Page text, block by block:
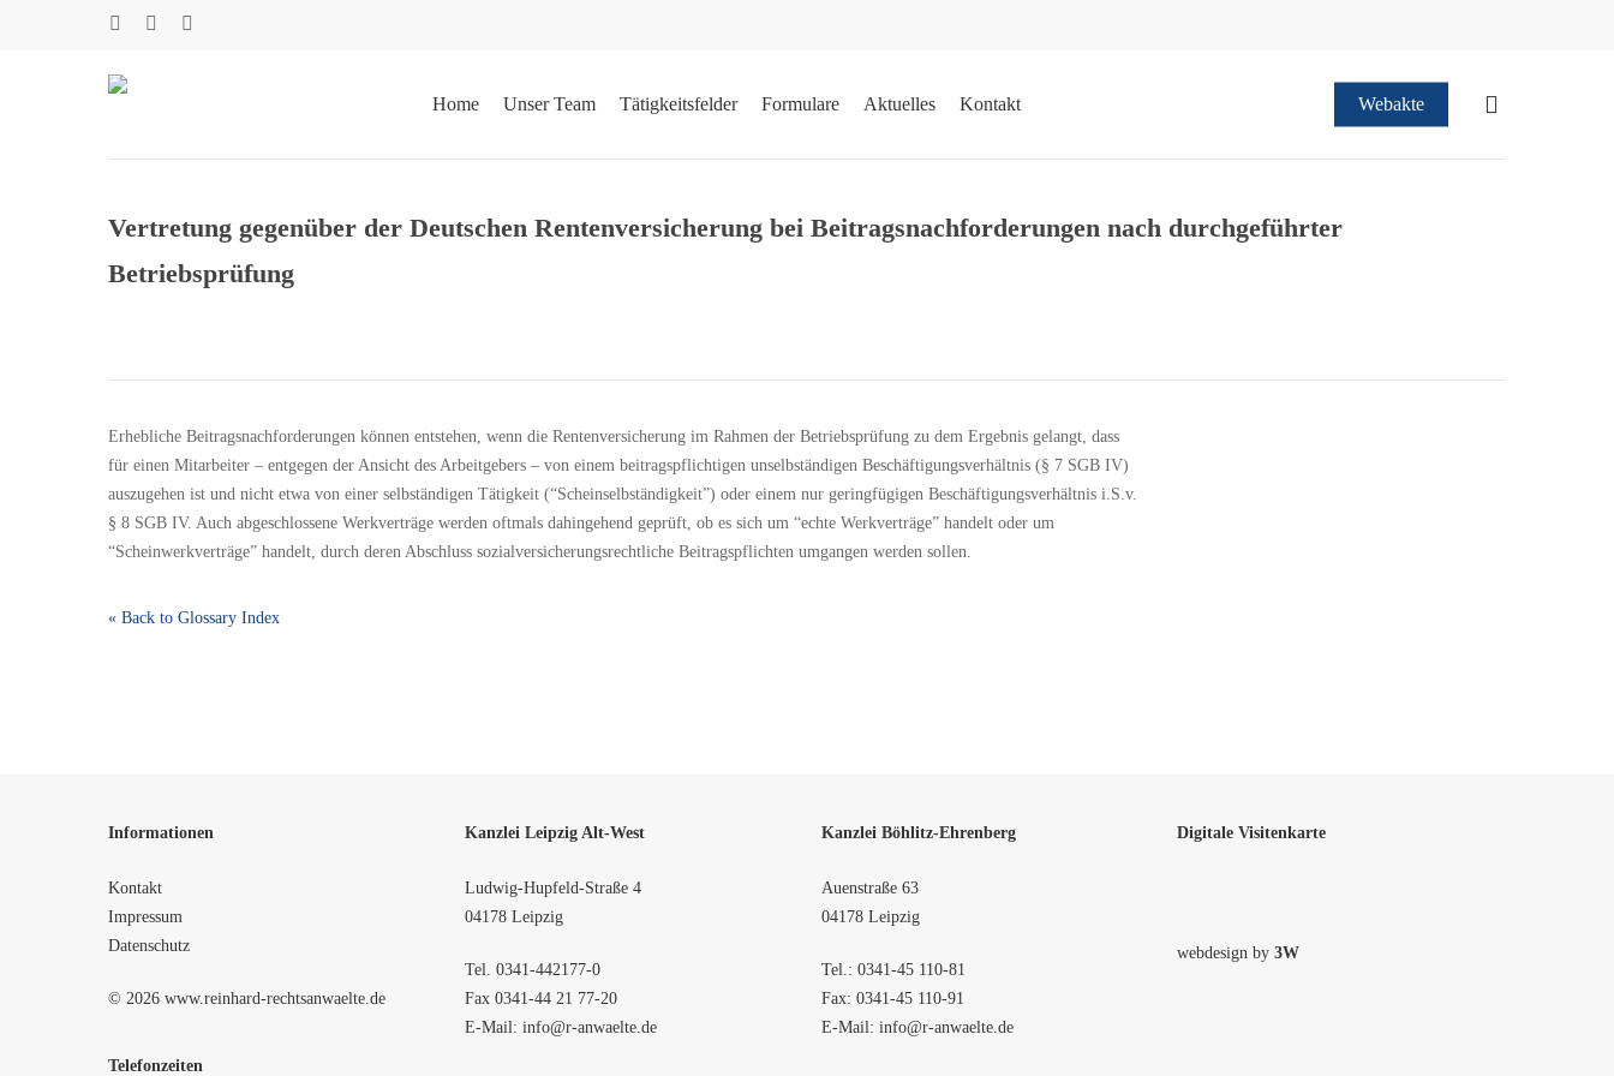
Suche
Home Unser Team Tätigkeitsfelder Formulare Aktuelles Kontakt Webakte
Vertretung gegenüber der Deutschen Rentenversicherung bei Beitragsnachforderungen nach durchgeführter
Betriebsprüfung
Erhebliche Beitragsnachforderungen können entstehen, wenn die Rentenversicherung im Rahmen der Betriebsprüfung zu dem Ergebnis gelangt, dass
für einen Mitarbeiter – entgegen der Ansicht des Arbeitgebers – von einem beitragspflichtigen unselbständigen Beschäftigungsverhältnis (§ 7 SGB IV)
auszugehen ist und nicht etwa von einer selbständigen Tätigkeit (“Scheinselbständigkeit”) oder einem nur geringfügigen Beschäftigungsverhältnis i.S.v.
§ 8 SGB IV. Auch abgeschlossene Werkverträge werden oftmals dahingehend geprüft, ob es sich um “echte Werkverträge” handelt oder um
“Scheinwerkverträge” handelt, durch deren Abschluss sozialversicherungsrechtliche Beitragspflichten umgangen werden sollen.
« Back to Glossary Index
Informationen
Kontakt
Impressum
Datenschutz
© 2026 www.reinhard-rechtsanwaelte.de
Telefonzeiten
Kanzlei Leipzig Alt-West
Ludwig-Hupfeld-Straße 4
04178 Leipzig
Tel. 0341-442177-0
Fax 0341-44 21 77-20
E-Mail: info@r-anwaelte.de
Kanzlei Böhlitz-Ehrenberg
Auenstraße 63
04178 Leipzig
Tel.: 0341-45 110-81
Fax: 0341-45 110-91
E-Mail: info@r-anwaelte.de
Digitale Visitenkarte
webdesign by3W